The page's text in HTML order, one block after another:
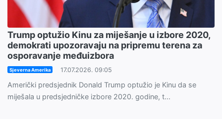
Trump optužio Kinu za miješanje u izbore 2020,
demokrati upozoravaju na pripremu terena za
osporavanje međuizbora
Sjeverna Amerika 17.07.2026. 09:05
Američki predsjednik Donald Trump optužio je Kinu da se
miješala u predsjedničke izbore 2020. godine, t...